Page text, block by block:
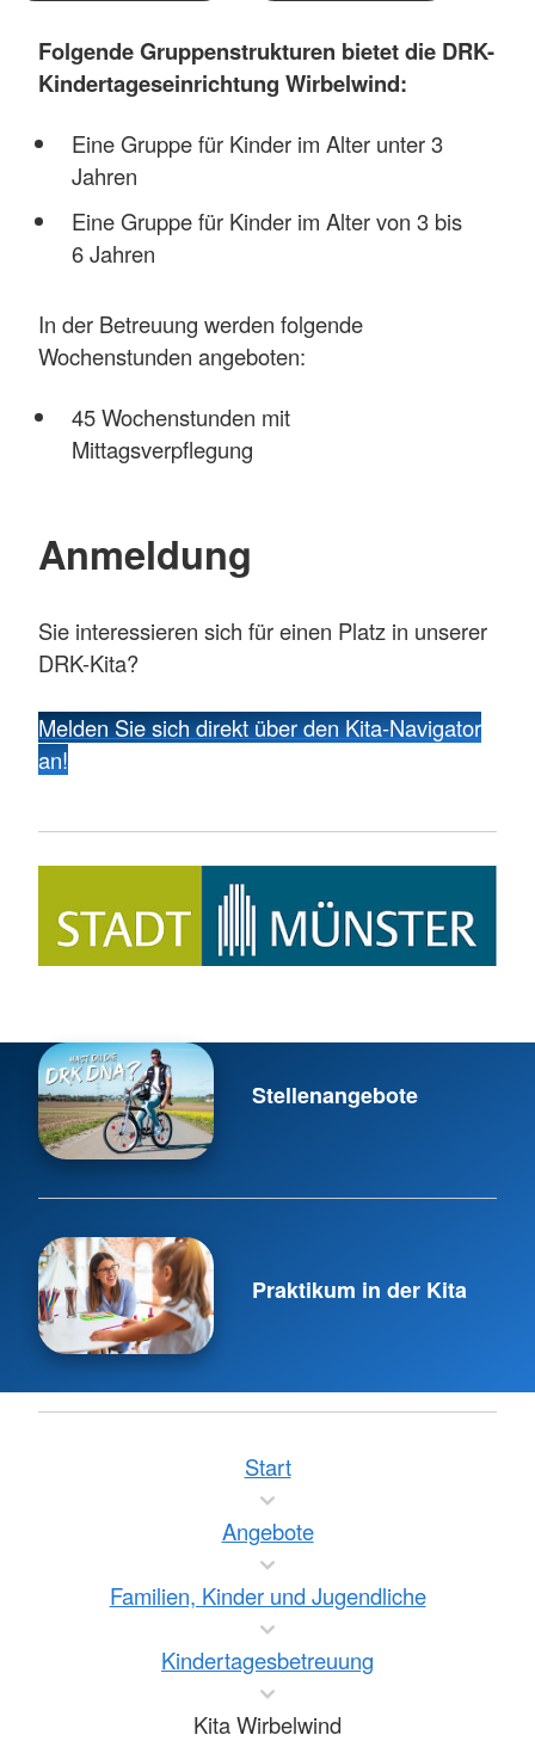
Folgende Gruppenstrukturen bietet die DRK-
Kindertageseinrichtung Wirbelwind:
Eine Gruppe für Kinder im Alter unter 3
Jahren
Eine Gruppe für Kinder im Alter von 3 bis
6 Jahren
In der Betreuung werden folgende
Wochenstunden angeboten:
45 Wochenstunden mit
Mittagsverpflegung
Anmeldung
Sie interessieren sich für einen Platz in unserer
DRK-Kita?
Melden Sie sich direkt über den Kita-Navigator
an!
Stellenangebote
Praktikum in der Kita
Start
Angebote
Familien, Kinder und Jugendliche
Kindertagesbetreuung
Kita Wirbelwind